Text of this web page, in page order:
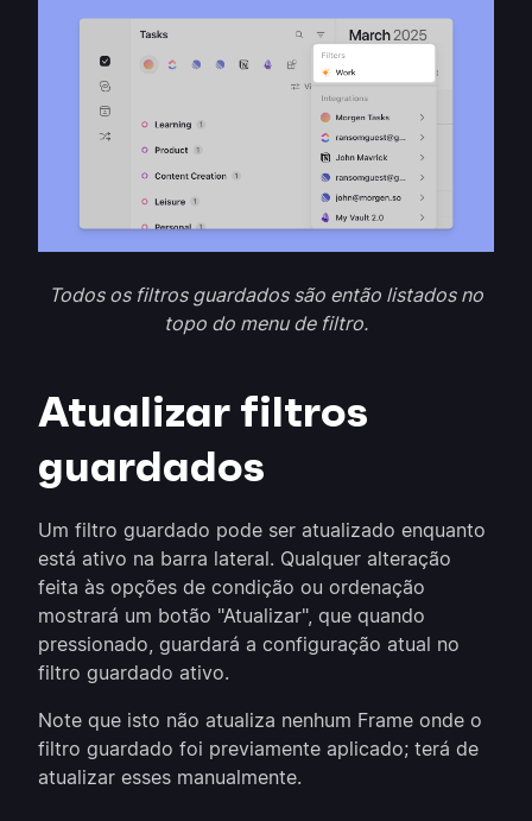
Todos os filtros guardados são então listados no
topo do menu de filtro.
Atualizar filtros
guardados
Um filtro guardado pode ser atualizado enquanto
está ativo na barra lateral. Qualquer alteração
feita às opções de condição ou ordenação
mostrará um botão "Atualizar", que quando
pressionado, guardará a configuração atual no
filtro guardado ativo.
Note que isto não atualiza nenhum Frame onde o
filtro guardado foi previamente aplicado; terá de
atualizar esses manualmente.